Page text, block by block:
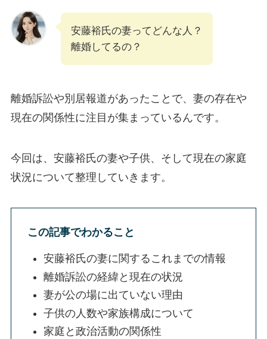
安藤裕氏の妻ってどんな人？
離婚してるの？
離婚訴訟や別居報道があったことで、妻の存在や
現在の関係性に注目が集まっているんです。
今回は、安藤裕氏の妻や子供、そして現在の家庭
状況について整理していきます。
この記事でわかること
安藤裕氏の妻に関するこれまでの情報
離婚訴訟の経緯と現在の状況
妻が公の場に出ていない理由
子供の人数や家族構成について
家庭と政治活動の関係性